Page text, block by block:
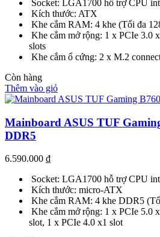
Socket: LGA1700 hỗ trợ CPU
Kích thước: ATX
Khe cắm RAM: 4 khe (Tối đa
Khe cắm mở rộng: 1 x PCIe 3.0
slots
Khe cắm ổ cứng: 2 x M.2
Còn hàng
Thêm vào giỏ
Mainboard ASUS TUF
DDR5
6.590.000 ₫
Socket: LGA1700 hỗ trợ CPU
Kích thước: micro-ATX
Khe cắm RAM: 4 khe DDR5
Khe cắm mở rộng: 1 x PCIe 5.0
slot, 1 x PCIe 4.0 x1 slot